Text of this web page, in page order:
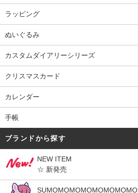
ラッピング
ぬいぐるみ
カスタムダイアリーシリーズ
クリスマスカード
カレンダー
手帳
ブランドから探す
NEW ITEM
☆ 新発売
SUMOMOMOMOMOMOMOMO